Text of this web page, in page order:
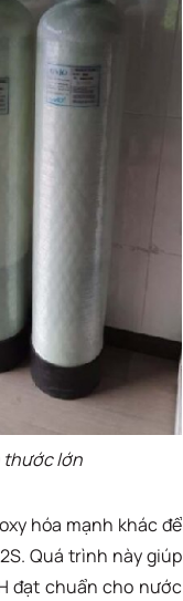
thước lớn
hóa mạnh khác để
Quá trình này giúp
đạt chuẩn cho nước